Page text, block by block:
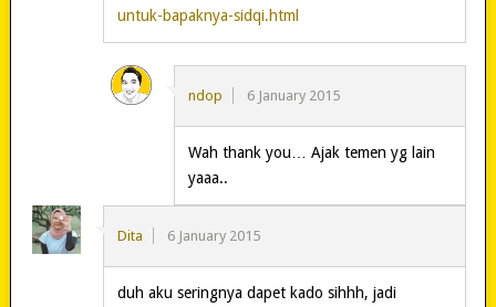
untuk-bapaknya-sidqi.html
ndop 6 January 2015
Wah thank you… Ajak temen yg lain
yaaa..
Dita 6 January 2015
duh aku seringnya dapet kado sihhh, jadi